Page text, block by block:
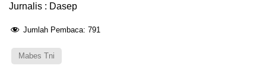
Jurnalis : Dasep
Jumlah Pembaca: 791
Mabes Tni